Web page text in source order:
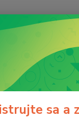
Srdce z Tónov
sa a